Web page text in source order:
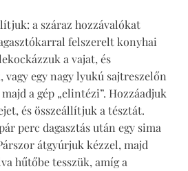
a száraz hozzávalókat
felszerelt konyhai
a vajat, és
vagy egy nagy lyukú sajtreszelőn
a gép „elintézi”. Hozzáadjuk
és összeállítjuk a tésztát.
perc dagasztás után egy sima
átgyúrjuk kézzel, majd
hűtőbe tesszük, amíg a